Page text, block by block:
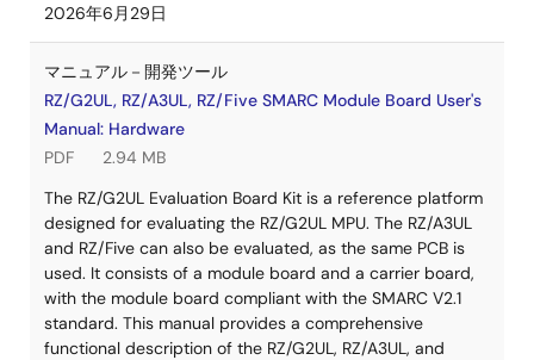
2026年6月29日
マニュアル－開発ツール
RZ/G2UL, RZ/A3UL, RZ/Five SMARC Module Board User's
Manual: Hardware
PDF
2.94 MB
The RZ/G2UL Evaluation Board Kit is a reference platform
designed for evaluating the RZ/G2UL MPU. The RZ/A3UL
and RZ/Five can also be evaluated, as the same PCB is
used. It consists of a module board and a carrier board,
with the module board compliant with the SMARC V2.1
standard. This manual provides a comprehensive
functional description of the RZ/G2UL, RZ/A3UL, and